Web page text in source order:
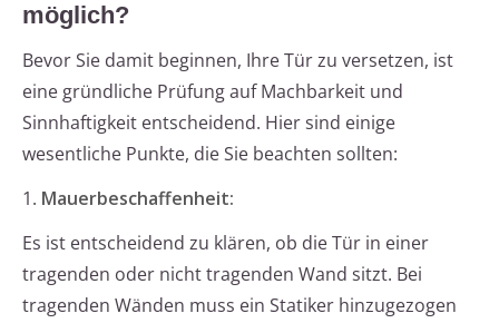
möglich?
Bevor Sie damit beginnen, Ihre Tür zu versetzen, ist
eine gründliche Prüfung auf Machbarkeit und
Sinnhaftigkeit entscheidend. Hier sind einige
wesentliche Punkte, die Sie beachten sollten:
1. Mauerbeschaffenheit:
Es ist entscheidend zu klären, ob die Tür in einer
tragenden oder nicht tragenden Wand sitzt. Bei
tragenden Wänden muss ein Statiker hinzugezogen